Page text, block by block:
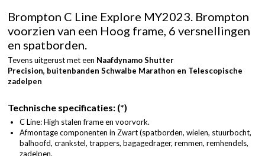
Brompton C Line Explore MY2023. Brompton
voorzien van een Hoog frame, 6 versnellingen
en spatborden.
Tevens uitgerust met een Naafdynamo Shutter
Precision, buitenbanden Schwalbe Marathon en Telescopische
zadelpen
Technische specificaties: (*)
C Line: High stalen frame en voorvork.
Afmontage componenten in Zwart (spatborden, wielen, stuurbocht,
balhoofd, crankstel, trappers, bagagedrager, remmen, remhendels,
zadelpen.